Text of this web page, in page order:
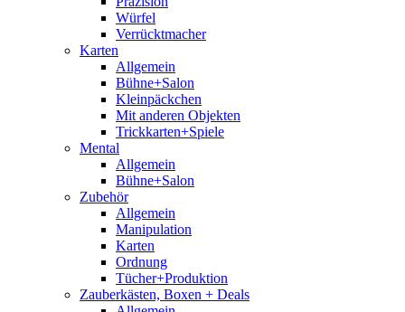
Würfel
Verrücktmacher
Karten
Allgemein
Bühne+Salon
Kleinpäckchen
Mit anderen Objekten
Trickkarten+Spiele
Mental
Allgemein
Bühne+Salon
Zubehör
Allgemein
Manipulation
Karten
Ordnung
Tücher+Produktion
Zauberkästen, Boxen + Deals